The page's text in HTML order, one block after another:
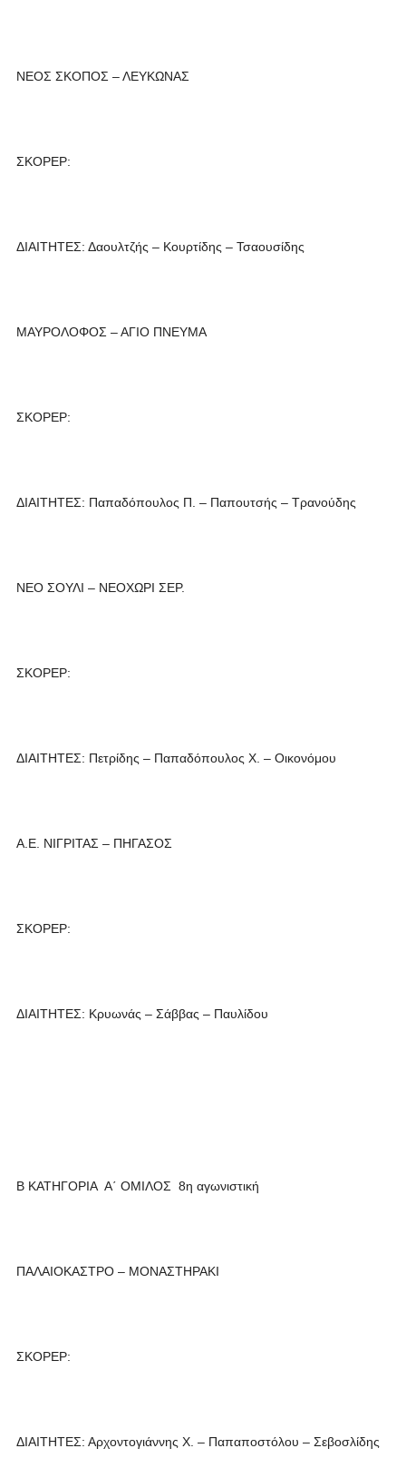
ΝΕΟΣ ΣΚΟΠΟΣ – ΛΕΥΚΩΝΑΣ
ΣΚΟΡΕΡ:
ΔΙΑΙΤΗΤΕΣ: Δαουλτζής – Κουρτίδης – Τσαουσίδης
ΜΑΥΡΟΛΟΦΟΣ – ΑΓΙΟ ΠΝΕΥΜΑ
ΣΚΟΡΕΡ:
ΔΙΑΙΤΗΤΕΣ: Παπαδόπουλος Π. – Παπουτσής – Τρανούδης
ΝΕΟ ΣΟΥΛΙ – ΝΕΟΧΩΡΙ ΣΕΡ.
ΣΚΟΡΕΡ:
ΔΙΑΙΤΗΤΕΣ: Πετρίδης – Παπαδόπουλος Χ. – Οικονόμου
Α.Ε. ΝΙΓΡΙΤΑΣ – ΠΗΓΑΣΟΣ
ΣΚΟΡΕΡ:
ΔΙΑΙΤΗΤΕΣ: Κρυωνάς – Σάββας – Παυλίδου
Β ΚΑΤΗΓΟΡΙΑ Α΄ ΟΜΙΛΟΣ 8η αγωνιστική
ΠΑΛΑΙΟΚΑΣΤΡΟ – ΜΟΝΑΣΤΗΡΑΚΙ
ΣΚΟΡΕΡ:
ΔΙΑΙΤΗΤΕΣ: Αρχοντογιάννης Χ. – Παπαποστόλου – Σεβοσλίδης